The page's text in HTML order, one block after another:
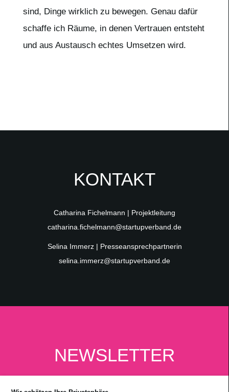
sind, Dinge wirklich zu bewegen. Genau dafür
schaffe ich Räume, in denen Vertrauen entsteht
und aus Austausch echtes Umsetzen wird.
KONTAKT
Catharina Fichelmann | Projektleitung
catharina.fichelmann@startupverband.de
Selina Immerz | Presseansprechpartnerin
selina.immerz@startupverband.de
NEWSLETTER